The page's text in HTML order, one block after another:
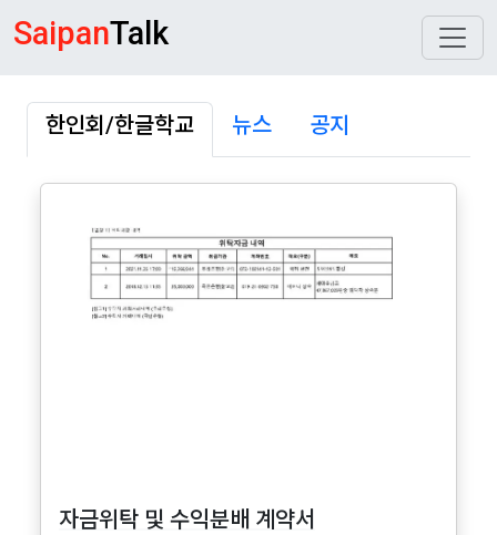
SaipanTalk
한인회/한글학교 뉴스 공지
자금위탁 및 수익분배 계약서